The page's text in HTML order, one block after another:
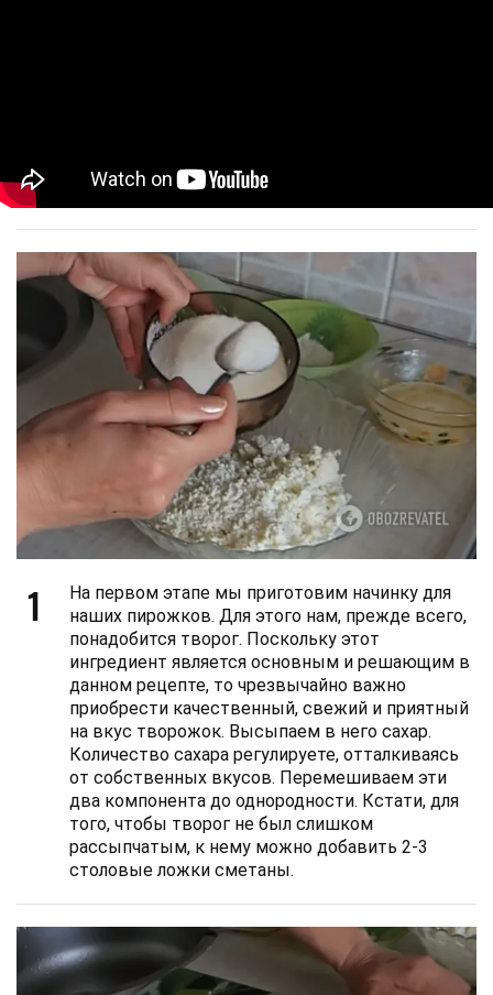
1
На первом этапе мы приготовим начинку для
наших пирожков. Для этого нам, прежде всего,
понадобится творог. Поскольку этот
ингредиент является основным и решающим в
данном рецепте, то чрезвычайно важно
приобрести качественный, свежий и приятный
на вкус творожок. Высыпаем в него сахар.
Количество сахара регулируете, отталкиваясь
от собственных вкусов. Перемешиваем эти
два компонента до однородности. Кстати, для
того, чтобы творог не был слишком
рассыпчатым, к нему можно добавить 2-3
столовые ложки сметаны.